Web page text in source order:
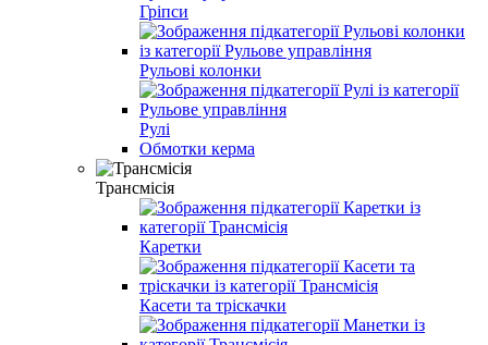
Гріпси
Рульові колонки
Рулі
Обмотки керма
Трансмісія
Каретки
Касети та тріскачки